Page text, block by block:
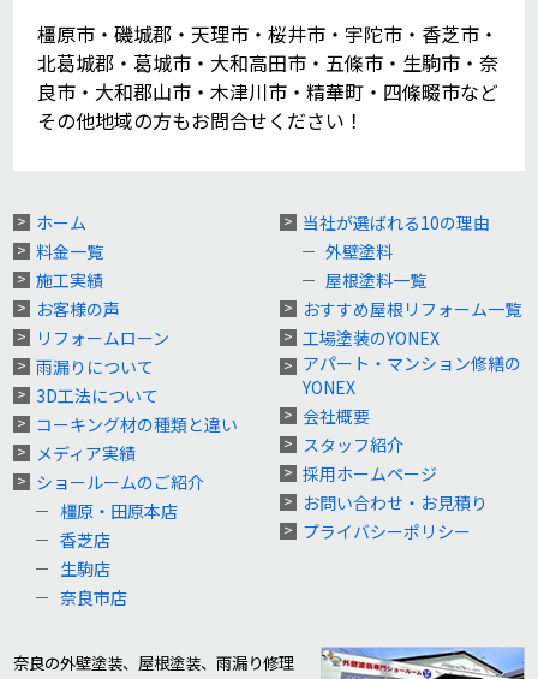
橿原市・磯城郡・天理市・桜井市・宇陀市・香芝市・
北葛城郡・葛城市・大和高田市・五條市・生駒市・奈
良市・大和郡山市・木津川市・精華町・四條畷市など
その他地域の方もお問合せください！
ホーム
料金一覧
施工実績
お客様の声
リフォームローン
雨漏りについて
3D工法について
コーキング材の種類と違い
メディア実績
ショールームのご紹介
橿原・田原本店
香芝店
生駒店
奈良市店
当社が選ばれる10の理由
外壁塗料
屋根塗料一覧
おすすめ屋根リフォーム一覧
工場塗装のYONEX
アパート・マンション修繕の
YONEX
会社概要
スタッフ紹介
採用ホームページ
お問い合わせ・お見積り
プライバシーポリシー
奈良の外壁塗装、屋根塗装、雨漏り修理